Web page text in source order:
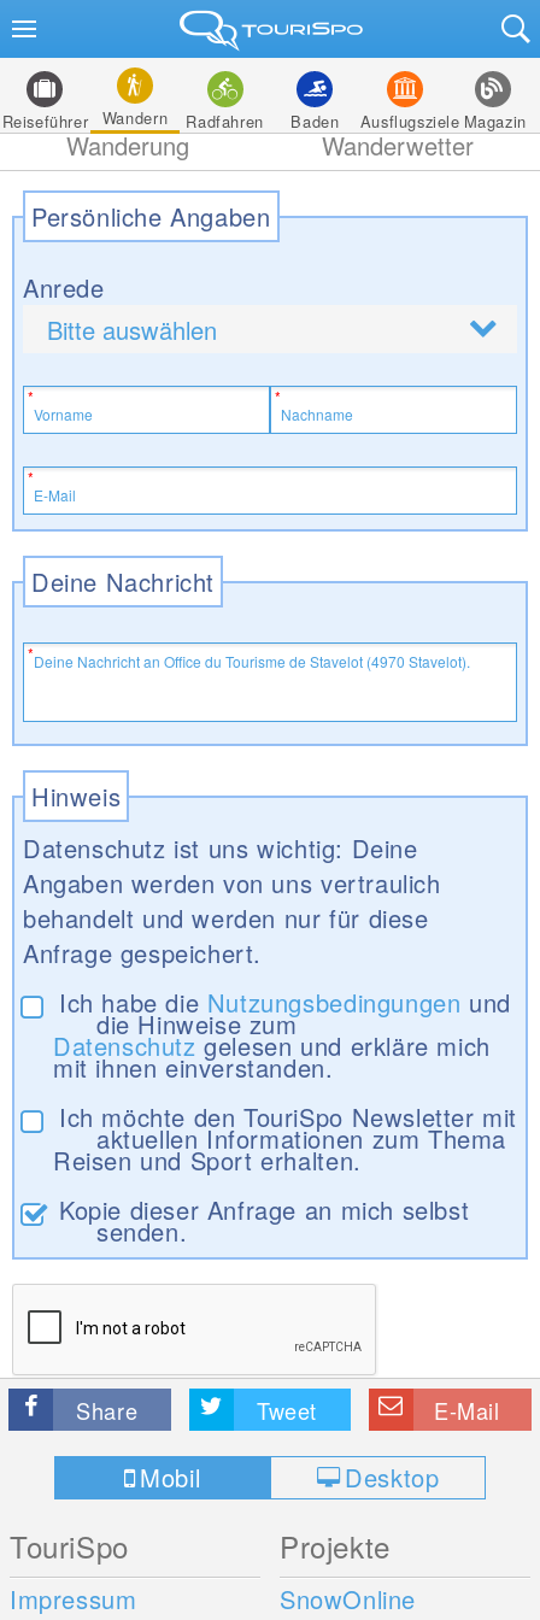
Reiseführer Wandern Radfahren Baden Ausflugsziele Magazin
Wanderung Wanderwetter
Persönliche Angaben
Anrede
Deine Nachricht
Hinweis
Datenschutz ist uns wichtig: Deine
Angaben werden von uns vertraulich
behandelt und werden nur für diese
Anfrage gespeichert.
Ich habe die Nutzungsbedingungen und
die Hinweise zum
Datenschutzgelesen und erkläre mich
mit ihnen einverstanden.
Ich möchte den TouriSpo Newsletter mit
aktuellen Informationen zum Thema
Reisen und Sport erhalten.
Kopie dieser Anfrage an mich selbst
senden.
Share Tweet E-Mail
Mobil Desktop
TouriSpo
Impressum
Projekte
SnowOnline